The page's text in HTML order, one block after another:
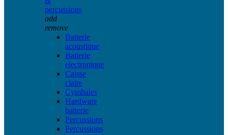
percussions
add
remove
Batterie
acoustique
Batterie
electronique
Caisse
claire
Cymbales
Hardware
batterie
Percussions
Percussions